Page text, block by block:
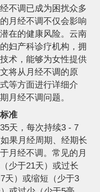
不调已成为困扰众多
月经不调不仅会影响
在的健康风险。云南
妇产科诊疗机构，拥
术，能够为女性提供
将从月经不调的原
等方面进行详细介
月经不调问题。
准
天，每次持续3 - 7
果月经周期、经期长
月经不调。常见的月
少于21天）或过长
天）或缩短（少于3